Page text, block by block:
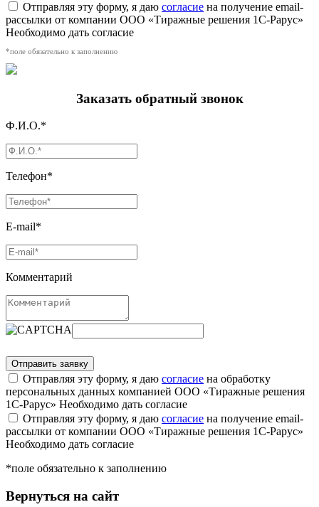
Отправляя эту форму, я даю согласие на получение email-
рассылки от компании ООО «Тиражные решения 1С-Рарус»
Необходимо дать согласие
*поле обязательно к заполнению
Заказать обратный звонок
Ф.И.О.*
Телефон*
E-mail*
Комментарий
Отправляя эту форму, я даю согласие на обработку
персональных данных компанией ООО «Тиражные решения
1С-Рарус» Необходимо дать согласие
Отправляя эту форму, я даю согласие на получение email-
рассылки от компании ООО «Тиражные решения 1С-Рарус»
Необходимо дать согласие
*поле обязательно к заполнению
Вернуться на сайт